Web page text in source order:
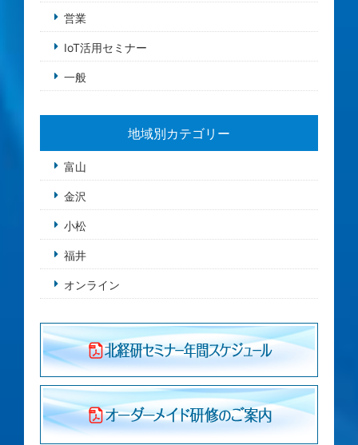
営業
IoT活用セミナー
一般
地域別カテゴリー
富山
金沢
小松
福井
オンライン